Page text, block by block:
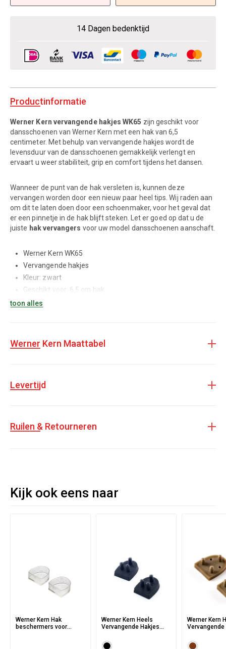
14 Dagen bedenktijd
Productinformatie
Werner Kern vervangende hakjes WK65 zijn geschikt voor
dansschoenen van Werner Kern met een hak van 6,5
centimeter. Met behulp van vervangende hakjes wordt de
levensduur van de dansschoenen gemakkelijk verlengt en
ervaart u weer stabiliteit, grip en comfort tijdens het dansen.
Wanneer de punt van de hak versleten is, kunnen deze
vervangen worden door een nieuw paar heel tips. Wij raden aan
om dit te laten doen door een schoenmaker, voor het geval dat
er een pinnetje in de hak blijft steken. Let er goed op dat u de
juiste hak vervangers voor uw model dansschoenen aanschaft.
Werner Kern WK65
Vervangende hakjes
Kleur: zwart
Geschikt voor: 6,5 cm hak
toon alles
Werner Kern Maattabel
Levertijd
Ruilen & Retourneren
Kijk ook eens naar
Werner Kern Hak
beschermers voor
Werner Kern Heels
Vervangende Hakjes
Werner Kern
Vervangende